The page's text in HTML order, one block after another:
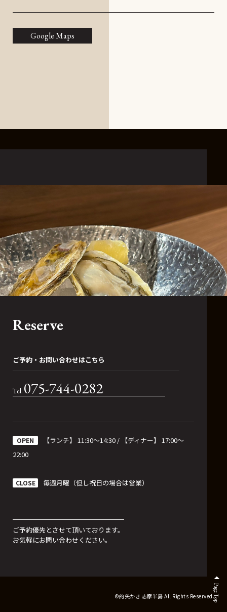
Google Maps
Page Top
Reserve
ご予約・お問い合わせはこちら
075-744-0282
OPEN
【ランチ】 11:30〜14:30 / 【ディナー】 17:00〜
22:00
CLOSE 毎週月曜（但し祝日の場合は営業）
ご予約優先とさせて頂いております。
お気軽にお問い合わせください。
©的矢かき 志摩半島 All Rights Reserved.